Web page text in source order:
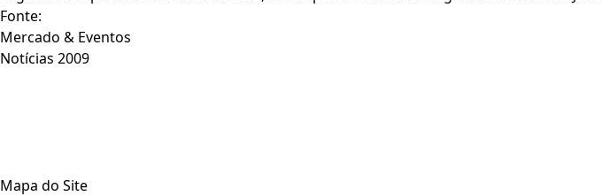
Fonte:
Mercado & Eventos
Notícias 2009
Mapa do Site